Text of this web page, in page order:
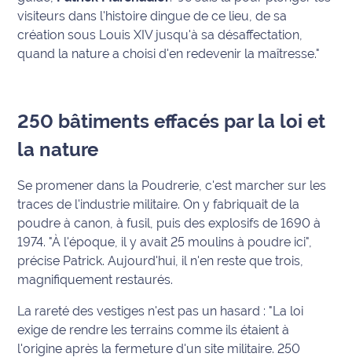
Social
Transport
International
Municipales
2026
Contenus
L'invité(e)
de la
rédaction
visiteurs dans l'histoire dingue de ce lieu, de sa
création sous Louis XIV jusqu'à sa désaffectation,
quand la nature a choisi d'en redevenir la maîtresse."
250 bâtiments effacés par la loi et
la nature
Se promener dans la Poudrerie, c'est marcher sur les
traces de l'industrie militaire. On y fabriquait de la
poudre à canon, à fusil, puis des explosifs de 1690 à
1974. "À l'époque, il y avait 25 moulins à poudre ici"
précise Patrick. Aujourd'hui, il n'en reste que trois,
magnifiquement restaurés.
La rareté des vestiges n'est pas un hasard : "La loi
exige de rendre les terrains comme ils étaient à
l'origine après la fermeture d'un site militaire. 250